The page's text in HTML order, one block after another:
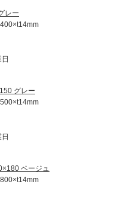
レー
グレー
ベージュ